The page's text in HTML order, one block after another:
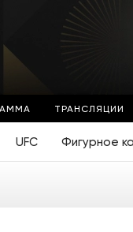
ТРАНСЛЯЦИИ
UFC Фигурное